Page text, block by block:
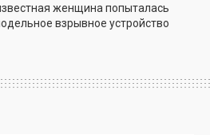
женщина попыталась
взрывное устройство